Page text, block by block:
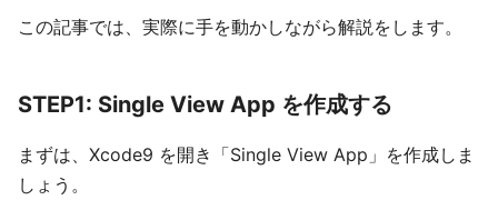
この記事では、実際に手を動かしながら解説をします。
STEP1: Single View App を作成する
まずは、Xcode9 を開き「Single View App」を作成しま
しょう。